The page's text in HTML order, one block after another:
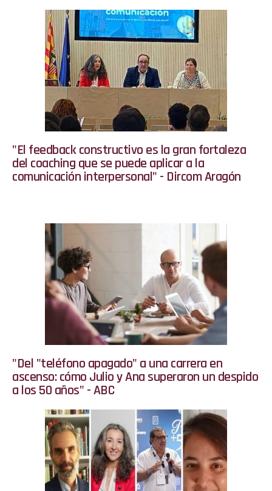
"El feedback constructivo es la gran fortaleza
del coaching que se puede aplicar a la
comunicación interpersonal" - Dircom Aragón
"Del "teléfono apagado" a una carrera en
ascenso: cómo Julio y Ana superaron un despido
a los 50 años" - ABC